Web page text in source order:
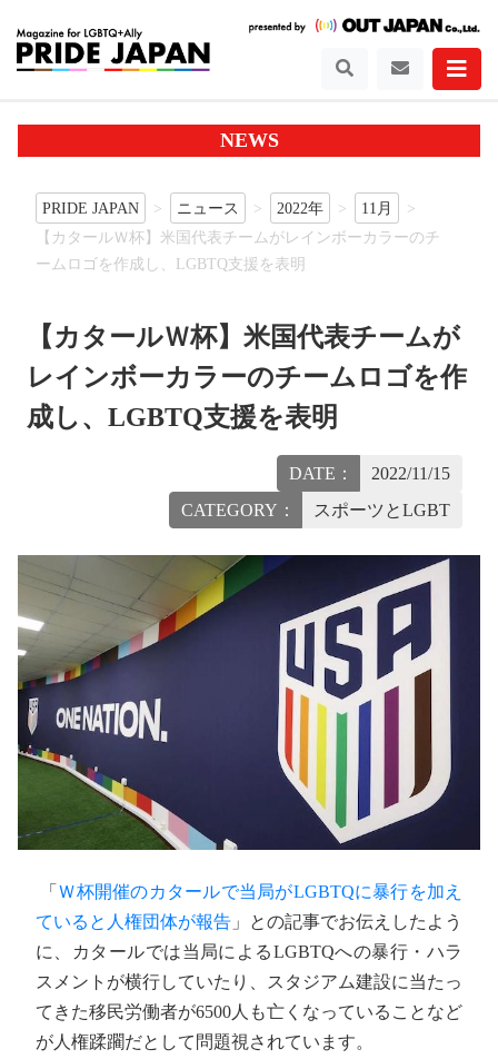
NEWS
PRIDE JAPAN ニュース 2022年
11月
【カタールＷ杯】米国代表チームがレインボーカラーのチ
ームロゴを作成し、LGBTQ支援を表明
【カタールＷ杯】米国代表チームが
レインボーカラーのチームロゴを作
成し、LGBTQ支援を表明
DATE：
2022/11/15
CATEGORY：
スポーツとLGBT
「 Ｗ杯開催のカタールで当局がLGBTQに暴行を加え
ていると人権団体が報告 」との記事でお伝えしたよう
に、カタールでは当局によるLGBTQへの暴行・ハラ
スメントが横行していたり、スタジアム建設に当たっ
てきた移民労働者が6500人も亡くなっていることなど
が人権蹂躙だとして問題視されています。